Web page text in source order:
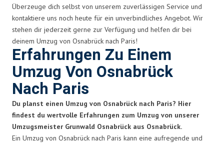
Überzeuge dich selbst von unserem zuverlässigen Service und
kontaktiere uns noch heute für ein unverbindliches Angebot. Wir
stehen dir jederzeit gerne zur Verfügung und helfen dir bei
deinem Umzug von Osnabrück nach Paris!
Erfahrungen Zu Einem
Umzug Von Osnabrück
Nach Paris
Du planst einen Umzug von Osnabrück nach Paris? Hier
findest du wertvolle Erfahrungen zum Umzug von unserer
Umzugsmeister Grunwald Osnabrück aus Osnabrück.
Ein Umzug von Osnabrück nach Paris kann eine aufregende und